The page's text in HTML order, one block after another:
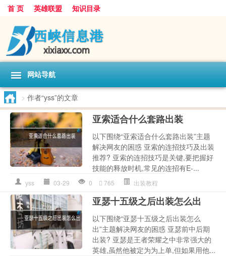
首 页 英雄联盟 知识目录
网站导航
> 作者“yss”的文章
亚索适合什么套路出装
以下围绕“亚索适合什么套路出装”主题
解决网友的困惑 亚索的连招技巧及出装
推荐? 亚索的连招技巧是关键,要把握好
技能的释放时机,常见的连招有E-...
yss 03-29 0 765 出装教程
亚瑟十五级之后出装怎么出
以下围绕“亚瑟十五级之后出装怎么
出”主题解决网友的困惑 亚瑟前中后期
出装? 亚瑟是王者荣耀之中非常强大的
英雄,虽然他被定为为上单,但如果用他...